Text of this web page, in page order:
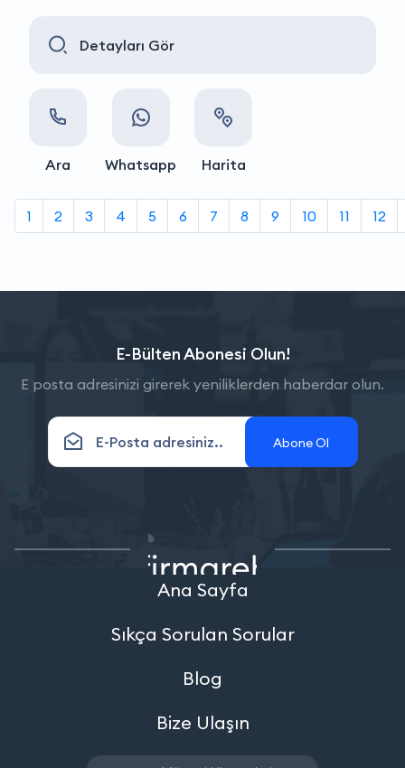
Detayları Gör
Ara Whatsapp Harita
1 2 3 4 5 6 7 8 9 10 11 12
E-Bülten Abonesi Olun!
E posta adresinizi girerek yeniliklerden haberdar olun.
Abone Ol
Ana Sayfa
Sıkça Sorulan Sorular
Blog
Bize Ulaşın